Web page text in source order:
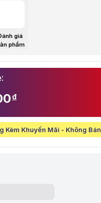
giá
phẩm
đ
Kèm Khuyến Mãi - Không Bán